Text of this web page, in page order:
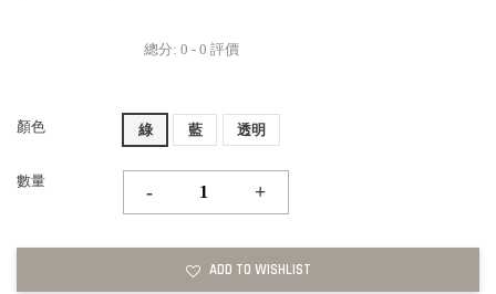
總分: 0 - 0 評價
顏色 綠 藍 透明
數量
- +
ADD TO WISHLIST